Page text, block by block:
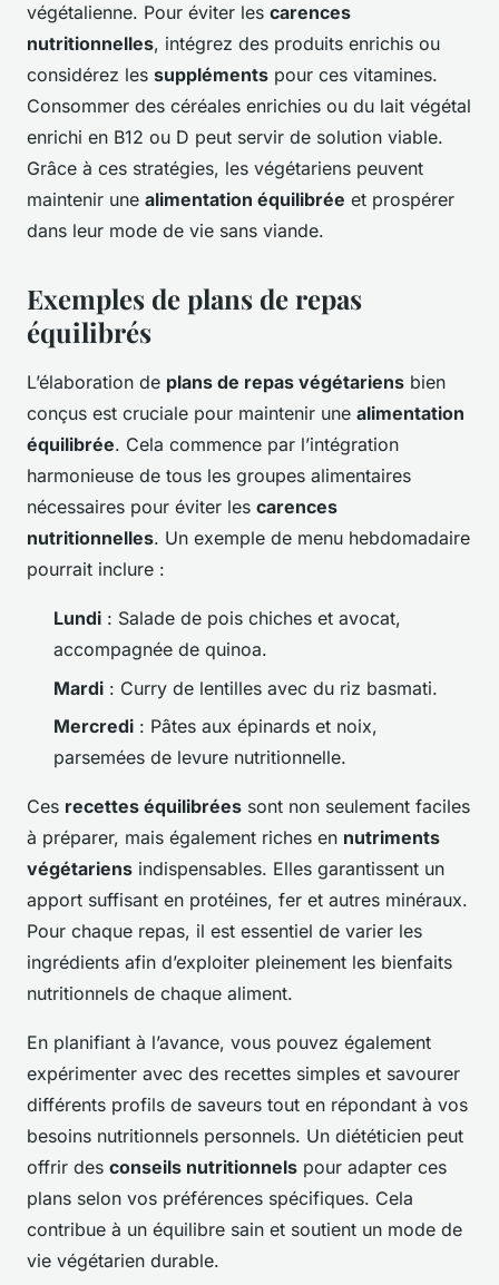
végétalienne. Pour éviter les carences
nutritionnelles, intégrez des produits enrichis ou
considérez les suppléments pour ces vitamines.
Consommer des céréales enrichies ou du lait végétal
enrichi en B12 ou D peut servir de solution viable.
Grâce à ces stratégies, les végétariens peuvent
maintenir une alimentation équilibrée et prospérer
dans leur mode de vie sans viande.
Exemples de plans de repas
équilibrés
L’élaboration de plans de repas végétariens bien
conçus est cruciale pour maintenir une alimentation
équilibrée. Cela commence par l’intégration
harmonieuse de tous les groupes alimentaires
nécessaires pour éviter les carences
nutritionnelles. Un exemple de menu hebdomadaire
pourrait inclure :
Lundi : Salade de pois chiches et avocat,
accompagnée de quinoa.
Mardi : Curry de lentilles avec du riz basmati.
Mercredi : Pâtes aux épinards et noix,
parsemées de levure nutritionnelle.
Ces recettes équilibrées sont non seulement faciles
à préparer, mais également riches en nutriments
végétariens indispensables. Elles garantissent un
apport suffisant en protéines, fer et autres minéraux.
Pour chaque repas, il est essentiel de varier les
ingrédients afin d’exploiter pleinement les bienfaits
nutritionnels de chaque aliment.
En planifiant à l’avance, vous pouvez également
expérimenter avec des recettes simples et savourer
différents profils de saveurs tout en répondant à vos
besoins nutritionnels personnels. Un diététicien peut
offrir des conseils nutritionnels pour adapter ces
plans selon vos préférences spécifiques. Cela
contribue à un équilibre sain et soutient un mode de
vie végétarien durable.